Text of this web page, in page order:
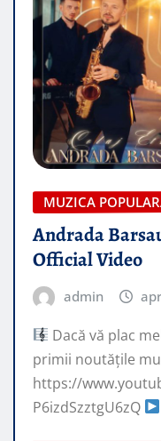
MUZICA
Andrada
Official Video
admin
Dacă vă plac
primii noutățile
https://
P6izdSzztgU6zQ